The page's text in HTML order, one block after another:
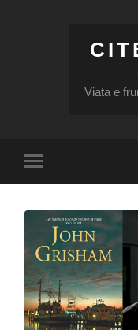
Viata e
mobile